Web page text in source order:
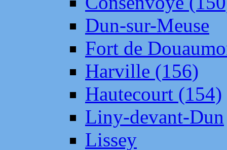
Dun-sur-Meuse
Fort de
Harville (156)
Hautecourt (154)
Liny-devant-Dun
Lissey